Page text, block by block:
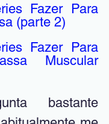
Fazer Para
(parte 2)
Fazer Para
Muscular
bastante